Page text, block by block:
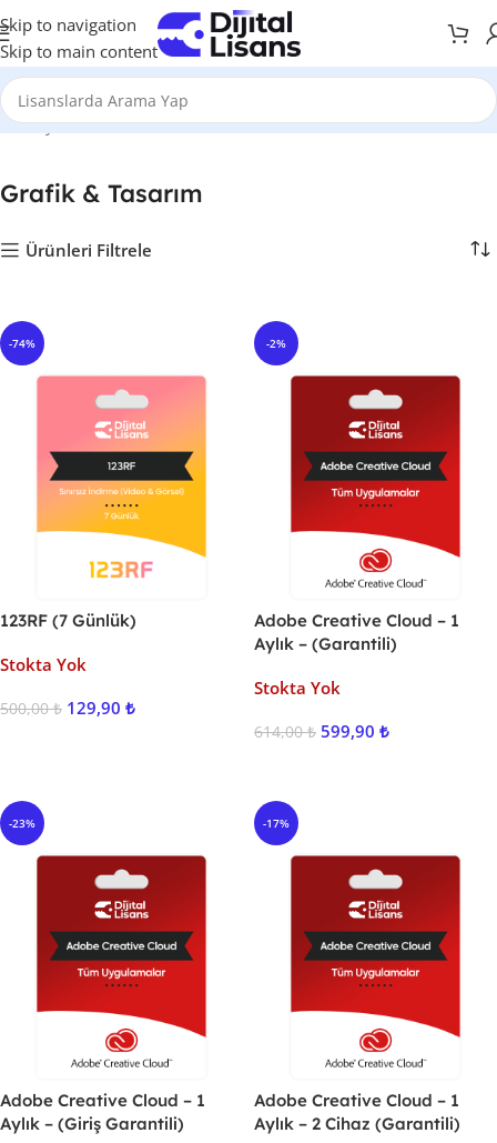
Skip to navigation
Skip to main content
Anasayfa Grafik & Tasarım
Grafik & Tasarım
Ürünleri Filtrele
-74%
123RF (7 Günlük)
Stokta Yok
500,00₺ 129,90 ₺
-2%
Adobe Creative Cloud – 1
Aylık – (Garantili)
Stokta Yok
614,00₺ 599,90 ₺
-23%
Adobe Creative Cloud – 1
Aylık – (Giriş Garantili)
-17%
Adobe Creative Cloud – 1
Aylık – 2 Cihaz (Garantili)